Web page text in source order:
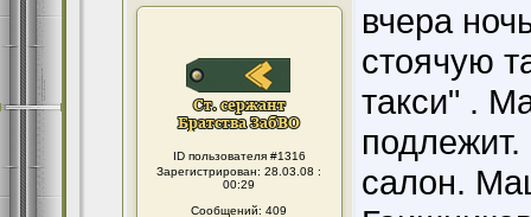
ID пользователя #1316
Зарегистрирован: 28.03.08 :
00:29
Сообщений: 409
вчера
стоячую
такси" .
салон.